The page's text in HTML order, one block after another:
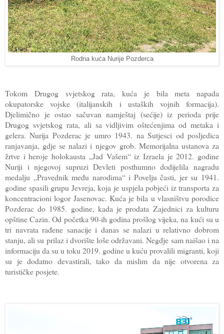
Rodna kuća Nurije Pozderca
Tokom Drugog svjetskog rata, kuća je bila meta napada
okupatorske vojske (italijanskih i ustaških vojnih formacija).
Djelimično je ostao sačuvan namještaj (sećije) iz perioda prije
Drugog svjetskog rata, ali sa vidljivim oštećenjima od metaka i
gelera. Nurija Pozderac je umro 1943. na Sutjesci od posljedica
ranjavanja, gdje se nalazi i njegov grob. Memorijalna ustanova za
žrtve i heroje holokausta „Jad Vašem“ iz Izraela je 2012. godine
Nuriji i njegovoj supruzi Devleti posthumno dodijelila nagradu
medalju „Pravednik među narodima“ i Povelju časti, jer su 1941.
godine spasili grupu Jevreja, koja je uspjela pobjeći iz transporta za
koncentracioni logor Jasenovac. Kuća je bila u vlasništvu porodice
Pozderac do 1985. godine, kada je prodata Zajednici za kulturu
opštine Cazin. Od početka 90-ih godina prošlog vijeka, na kući su u
tri navrata rađene sanacije i danas se nalazi u relativno dobrom
stanju, ali su prilaz i dvorište loše održavani. Negdje sam naišao i na
informaciju da su u toku 2019. godine u kuću provalili migranti, koji
su je dodatno devastirali, tako da mislim da nije otvorena za
turističke posjete.